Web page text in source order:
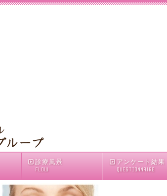
診療風景
FLOW
アンケート結果
QUESTIONNAIRE